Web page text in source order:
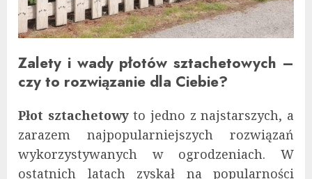
Zalety i wady płotów sztachetowych –
czy to rozwiązanie dla Ciebie?
Płot sztachetowyto jedno z najstarszych, a
zarazem najpopularniejszych rozwiązań
wykorzystywanych w ogrodzeniach. W
ostatnich latach zyskał na popularności